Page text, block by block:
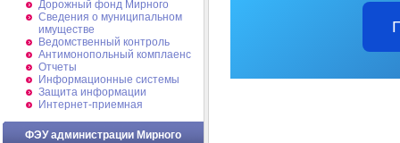
Дорожный фонд Мирного
Cведения о муниципальном
имуществе
Ведомственный контроль
Антимонопольный комплаенс
Отчеты
Информационные системы
Защита информации
Интернет-приемная
ФЭУ администрации Мирного